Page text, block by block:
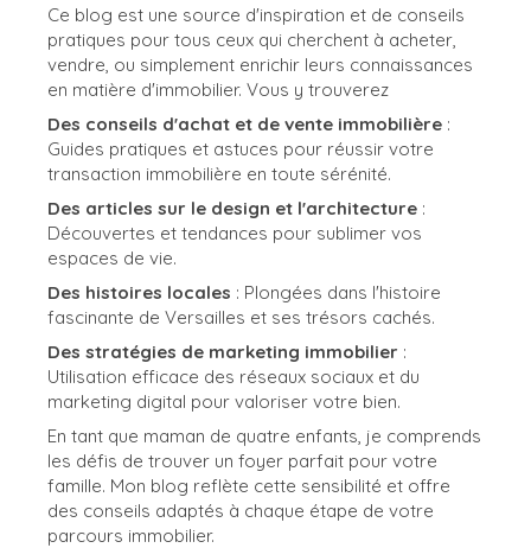
Ce blog est une source d'inspiration et de conseils
pratiques pour tous ceux qui cherchent à acheter,
vendre, ou simplement enrichir leurs connaissances
en matière d'immobilier. Vous y trouverez
Des conseils d'achat et de vente immobilière :
Guides pratiques et astuces pour réussir votre
transaction immobilière en toute sérénité.
Des articles sur le design et l'architecture :
Découvertes et tendances pour sublimer vos
espaces de vie.
Des histoires locales : Plongées dans l'histoire
fascinante de Versailles et ses trésors cachés.
Des stratégies de marketing immobilier :
Utilisation efficace des réseaux sociaux et du
marketing digital pour valoriser votre bien.
En tant que maman de quatre enfants, je comprends
les défis de trouver un foyer parfait pour votre
famille. Mon blog reflète cette sensibilité et offre
des conseils adaptés à chaque étape de votre
parcours immobilier.